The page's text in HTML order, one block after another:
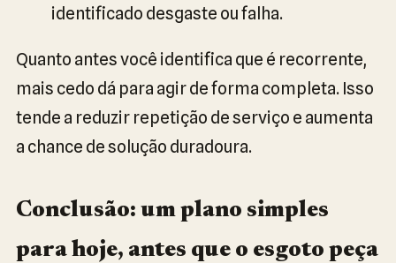
identificado desgaste ou falha.
Quanto antes você identifica que é recorrente,
mais cedo dá para agir de forma completa. Isso
tende a reduzir repetição de serviço e aumenta
a chance de solução duradoura.
Conclusão: um plano simples
para hoje, antes que o esgoto peça